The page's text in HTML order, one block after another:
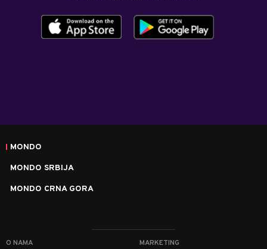
MONDO
MONDO SRBIJA
MONDO CRNA GORA
O NAMA MARKETING